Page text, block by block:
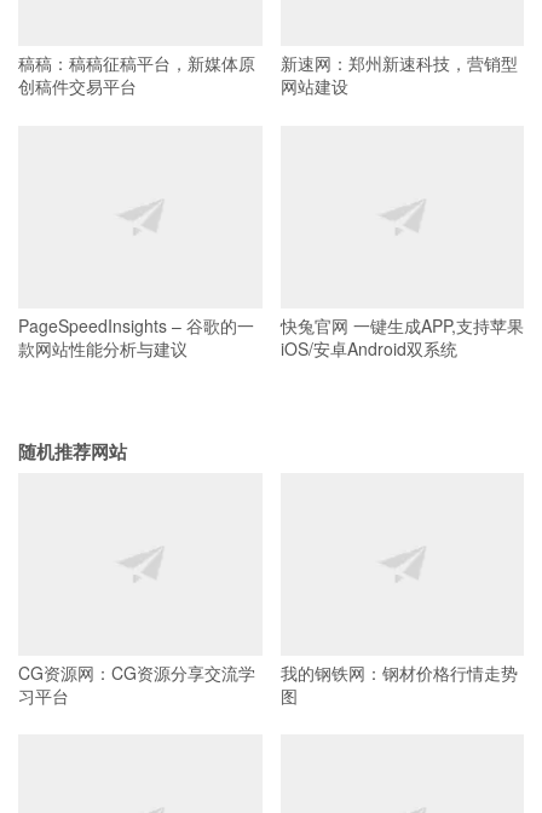
稿稿：稿稿征稿平台，新媒体原
创稿件交易平台
新速网：郑州新速科技，营销型
网站建设
PageSpeedInsights – 谷歌的一
款网站性能分析与建议
快兔官网 一键生成APP,支持苹果
iOS/安卓Android双系统
随机推荐网站
CG资源网：CG资源分享交流学
习平台
我的钢铁网：钢材价格行情走势
图